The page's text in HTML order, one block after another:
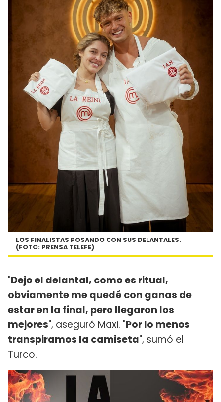
LOS FINALISTAS POSANDO CON SUS DELANTALES.
(FOTO: PRENSA TELEFE)
"Dejo el delantal, como es ritual,
obviamente me quedé con ganas de
estar en la final, pero llegaron los
mejores", aseguró Maxi. "Por lo menos
transpiramos la camiseta", sumó el
Turco.